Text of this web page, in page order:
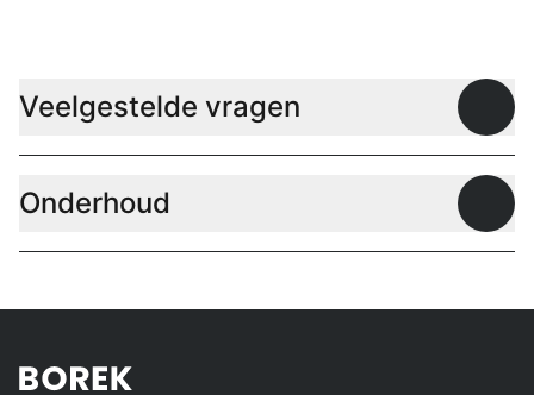
Veelgestelde vragen
Onderhoud